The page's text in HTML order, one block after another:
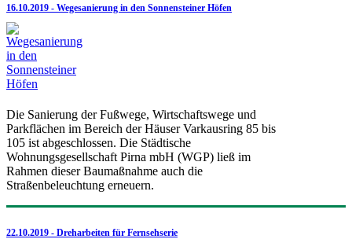
16.10.2019 - Wegesanierung in den Sonnensteiner Höfen
Die Sanierung der Fußwege, Wirtschaftswege und
Parkflächen im Bereich der Häuser Varkausring 85 bis
105 ist abgeschlossen. Die Städtische
Wohnungsgesellschaft Pirna mbH (WGP) ließ im
Rahmen dieser Baumaßnahme auch die
Straßenbeleuchtung erneuern.
22.10.2019 - Dreharbeiten für Fernsehserie